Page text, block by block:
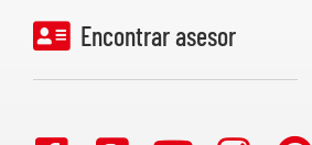
Encontrar asesor